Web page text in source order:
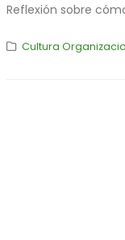
Reflexión sobre
Cultura